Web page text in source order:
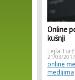
Online
kušnji
Lejla
21/03/2017
online
medijima